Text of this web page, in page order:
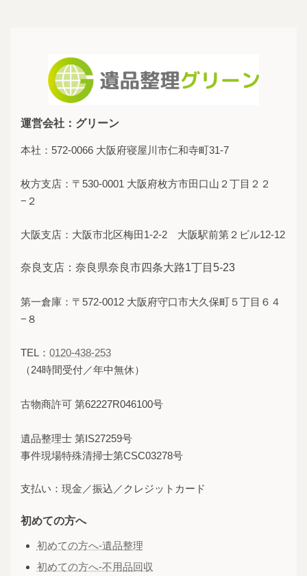
運営会社：グリーン
本社：572-0066 大阪府寝屋川市仁和寺町31-7
枚方支店：〒530-0001 大阪府枚方市田口山２丁目２２
−２
大阪支店：大阪市北区梅田1-2-2 大阪駅前第２ビル12-12
奈良支店：奈良県奈良市四条大路1丁目5-23
第一倉庫：〒572-0012 大阪府守口市大久保町５丁目６４
−８
TEL： 0120-438-253
（24時間受付／年中無休）
古物商許可 第62227R046100号
遺品整理士 第IS27259号
事件現場特殊清掃士第CSC03278号
支払い：現金／振込／クレジットカード
初めての方へ
初めての方へ-遺品整理
初めての方へ-不用品回収